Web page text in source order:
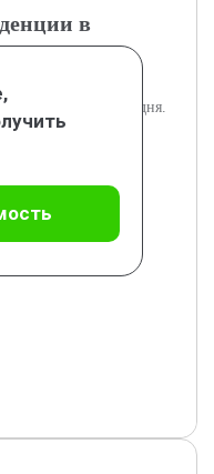
в
суперобложек сегодня.